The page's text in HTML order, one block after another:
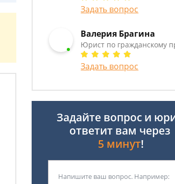
Задать вопрос
Валерия Брагина
Юрист по гражданскому
Задать вопрос
Задайте вопрос и
ответит вам через
5 минут!